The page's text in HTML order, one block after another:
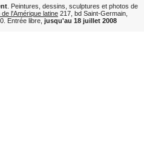
. Peintures, dessins, sculptures et photos de
de l'Amérique latine 217, bd Saint-Germain,
Entrée libre, jusqu'au 18 juillet 2008